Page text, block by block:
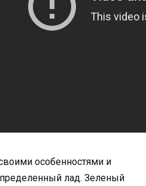
особенностями и
лад. Зеленый